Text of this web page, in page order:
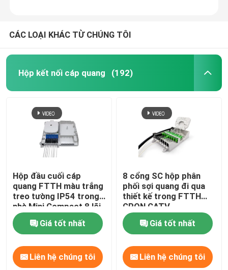
CÁC LOẠI KHÁC TỪ CHÚNG TÔI
Hộp kết nối cáp quang (192)
Hộp đầu cuối cáp
quang FTTH màu trắng
treo tường IP54 trong
nhà Mini Compact 8 lõi
Bộ chuyển đổi SC
Giá tốt nhất
Liên hệ chúng tôi
8 cổng SC hộp phân
phối sợi quang đi qua
thiết kế trong FTTH
GPON CATV
Giá tốt nhất
Liên hệ chúng tôi